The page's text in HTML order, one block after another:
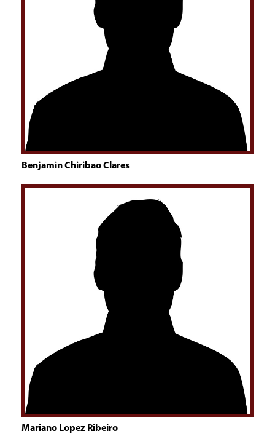
Benjamin Chiribao Clares
Mariano Lopez Ribeiro